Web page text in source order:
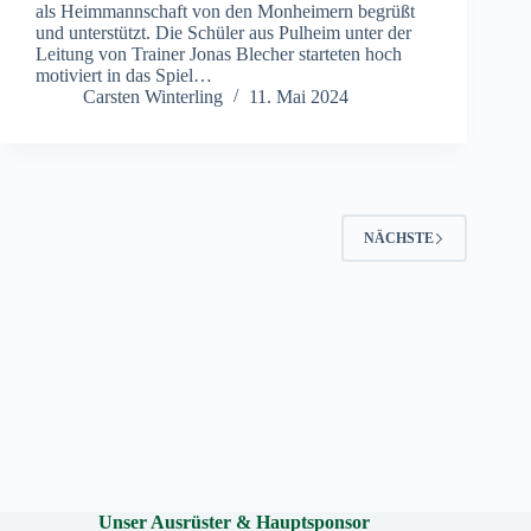
als Heimmannschaft von den Monheimern begrüßt
und unterstützt. Die Schüler aus Pulheim unter der
Leitung von Trainer Jonas Blecher starteten hoch
motiviert in das Spiel…
Carsten Winterling
11. Mai 2024
NÄCHSTE
Unser Ausrüster & Hauptsponsor